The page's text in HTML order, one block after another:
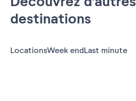
destinations
LocationsWeek endLast minute